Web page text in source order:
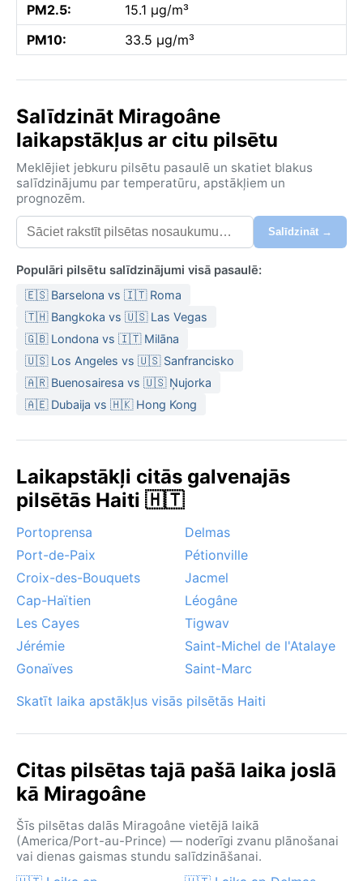
PM2.5:
15.1 µg/m³
PM10:
33.5 µg/m³
Salīdzināt Miragoâne
laikapstākļus ar citu pilsētu
Meklējiet jebkuru pilsētu pasaulē un skatiet blakus
salīdzinājumu par temperatūru, apstākļiem un
prognozēm.
Salīdzināt →
Populāri pilsētu salīdzinājumi visā pasaulē:
🇪🇸 Barselona vs 🇮🇹 Roma
🇹🇭 Bangkoka vs 🇺🇸 Las Vegas
🇬🇧 Londona vs 🇮🇹 Milāna
🇺🇸 Los Angeles vs 🇺🇸 Sanfrancisko
🇦🇷 Buenosairesa vs 🇺🇸 Ņujorka
🇦🇪 Dubaija vs 🇭🇰 Hong Kong
Laikapstākļi citās galvenajās
pilsētās Haiti 🇭🇹
Portoprensa
Delmas
Port-de-Paix
Pétionville
Croix-des-Bouquets
Jacmel
Cap-Haïtien
Léogâne
Les Cayes
Tigwav
Jérémie
Saint-Michel de l'Atalaye
Gonaïves
Saint-Marc
Skatīt laika apstākļus visās pilsētās Haiti
Citas pilsētas tajā pašā laika joslā
kā Miragoâne
Šīs pilsētas dalās Miragoâne vietējā laikā
(America/Port-au-Prince) — noderīgi zvanu plānošanai
vai dienas gaismas stundu salīdzināšanai.